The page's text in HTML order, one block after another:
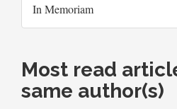
In Memoriam
Most read
same author(s)